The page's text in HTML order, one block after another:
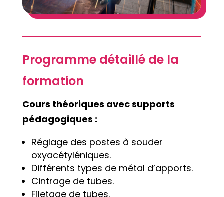
Programme détaillé de la
formation
Cours théoriques avec supports
pédagogiques :
Réglage des postes à souder
oxyacétyléniques.
Différents types de métal d’apports.
Cintrage de tubes.
Filetage de tubes.